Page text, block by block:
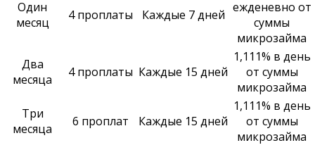
Один
месяц
4 проплаты Каждые 7 дней ежденевно от
суммы
микрозайма
Два
месяца
4 проплаты Каждые 15 дней
1,111% в день
от суммы
микрозайма
Три
месяца
6 проплат Каждые 15 дней
1,111% в день
от суммы
микрозайма